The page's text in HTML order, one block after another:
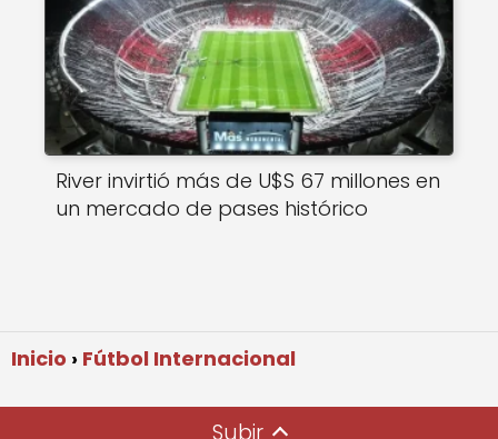
River invirtió más de U$S 67 millones en
un mercado de pases histórico
Inicio Fútbol Internacional
Subir